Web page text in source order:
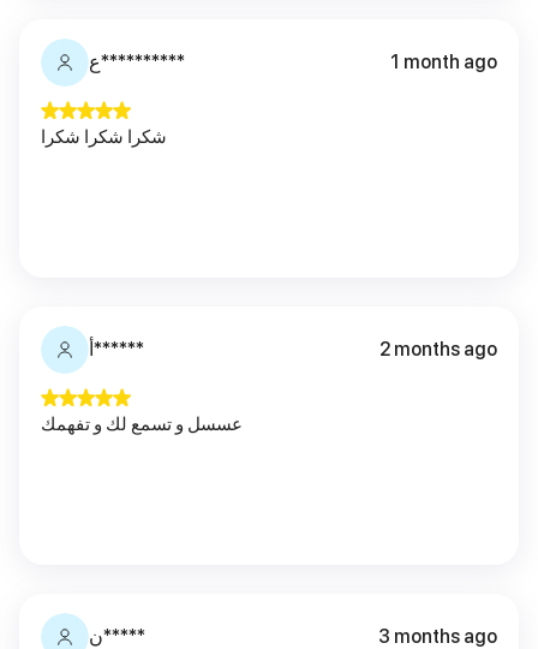
ع********** 1 month ago
شكرا شكرا شكرا
أ****** 2 months ago
عسسل و تسمع لك و تفهمك
ن***** 3 months ago